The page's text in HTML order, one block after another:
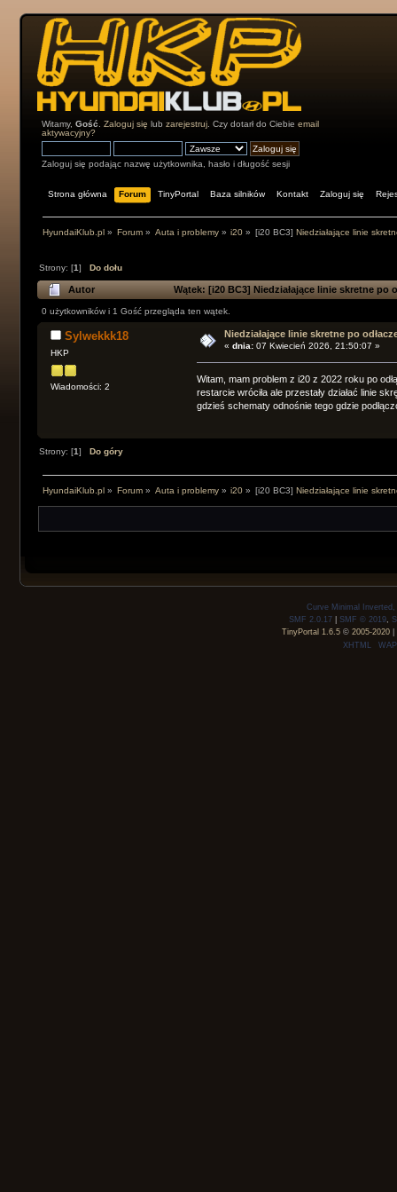
Witamy,Gość .Zaloguj się lubzarejestruj . Czy dotarł do Ciebieemail
aktywacyjny?
Zaloguj się podając nazwę użytkownika, hasło i długość sesji
Strona główna Forum TinyPortal Baza silników Kontakt Zaloguj się
HyundaiKlub.pl» Forum» Auta i problemy» i20 » [i20 BC3] Niedziałające linie
Strony: [1] Do dołu
Autor Wątek: [i20 BC3] Niedziałające linie skretne po
0 użytkowników i 1 Gość przegląda ten wątek.
Sylwekkk18
HKP
Wiadomości: 2
Niedziałające linie skretne po
«dnia: 07 Kwiecień 2026, 21:50:07 »
Witam, mam problem z i20 z 2022 roku po
restarcie wróciła ale przestały działać linie
gdzieś schematy odnośnie tego gdzie
Strony: [1]Do góry
HyundaiKlub.pl» Forum» Auta i problemy» i20 » [i20 BC3] Niedziałające linie
Curve Minimal
SMF 2.0.17 |SMF © 2019,
TinyPortal 1.6.5© 2005-2020|
XHTML